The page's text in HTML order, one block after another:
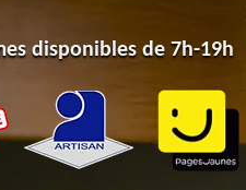
disponibles de 7h-19h